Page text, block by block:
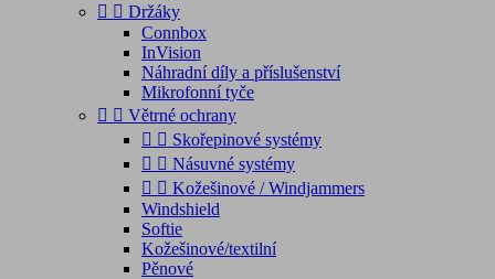
  Držáky
Connbox
InVision
Náhradní díly a příslušenství
Mikrofonní tyče
  Větrné ochrany
  Skořepinové systémy
  Násuvné systémy
  Kožešinové / Windjammers
Windshield
Softie
Kožešinové/textilní
Pěnové